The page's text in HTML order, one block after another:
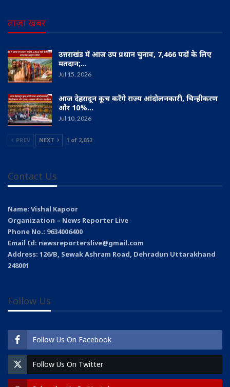
ताज़ा खबर
उत्तराखंड में आज उप प्रधान चुनाव, 7,466 पदों के लिए
मतदान;…
Jul 15, 2026
आज देहरादून कूच करेंगे राज्य आंदोलनकारी, चिन्हीकरण
और 10%…
Jul 10, 2026
PREV NEXT 1 of 2,052
Contact Us
Name: Vishal Kapoor
Organization – News Reporter Live
Phone No.: 9634006400
Email Id: newsreporterslive@gmail.com
Address: 126/B, Sewak Ashram Road, Dehradun Uttarakhand
248001
Follow Us
Follow Us On Facebook
Follow Us On Twitter